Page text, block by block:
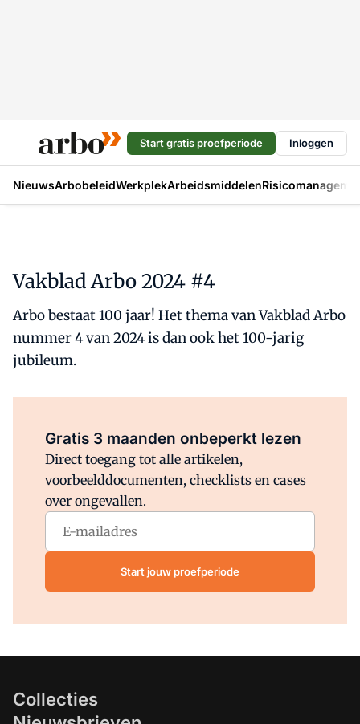
Start gratis proefperiode Inloggen
NieuwsArbobeleidWerkplekArbeidsmiddelen
Vakblad Arbo 2024 #4
Arbo bestaat 100 jaar! Het thema van Vakblad Arbo
nummer 4 van 2024 is dan ook het 100-jarig
jubileum.
Gratis 3 maanden onbeperkt lezen
Direct toegang tot alle artikelen,
voorbeelddocumenten, checklists en cases
over ongevallen.
Start jouw proefperiode
Collecties